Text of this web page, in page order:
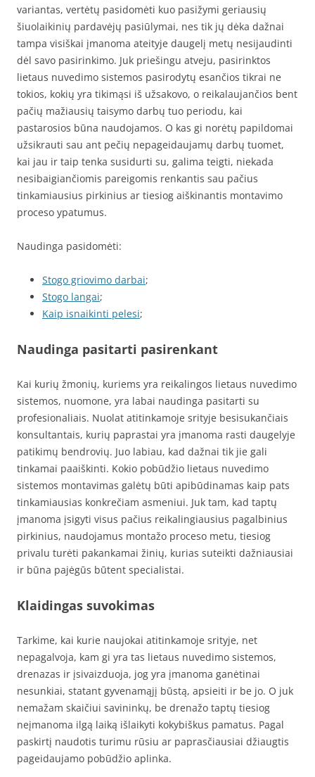
variantas, vertėtų pasidomėti kuo pasižymi geriausių
šiuolaikinių pardavėjų pasiūlymai, nes tik jų dėka dažnai
tampa visiškai įmanoma ateityje daugelį metų nesijaudinti
dėl savo pasirinkimo. Juk priešingu atveju, pasirinktos
lietaus nuvedimo sistemos pasirodytų esančios tikrai ne
tokios, kokių yra tikimąsi iš užsakovo, o reikalaujančios bent
pačių mažiausių taisymo darbų tuo periodu, kai
pastarosios būna naudojamos. O kas gi norėtų papildomai
užsikrauti sau ant pečių nepageidaujamų darbų tuomet,
kai jau ir taip tenka susidurti su, galima teigti, niekada
nesibaigiančiomis pareigomis renkantis sau pačius
tinkamiausius pirkinius ar tiesiog aiškinantis montavimo
proceso ypatumus.
Naudinga pasidomėti:
Stogo griovimo darbai;
Stogo langai;
Kaip isnaikinti pelesi;
Naudinga pasitarti pasirenkant
Kai kurių žmonių, kuriems yra reikalingos lietaus nuvedimo
sistemos, nuomone, yra labai naudinga pasitarti su
profesionaliais. Nuolat atitinkamoje srityje besisukančiais
konsultantais, kurių paprastai yra įmanoma rasti daugelyje
patikimų bendrovių. Juo labiau, kad dažnai tik jie gali
tinkamai paaiškinti. Kokio pobūdžio lietaus nuvedimo
sistemos montavimas galėtų būti apibūdinamas kaip pats
tinkamiausias konkrečiam asmeniui. Juk tam, kad taptų
įmanoma įsigyti visus pačius reikalingiausius pagalbinius
pirkinius, naudojamus montažo proceso metu, tiesiog
privalu turėti pakankamai žinių, kurias suteikti dažniausiai
ir būna pajėgūs būtent specialistai.
Klaidingas suvokimas
Tarkime, kai kurie naujokai atitinkamoje srityje, net
nepagalvoja, kam gi yra tas lietaus nuvedimo sistemos,
drenazas ir įsivaizduoja, jog yra įmanoma ganėtinai
nesunkiai, statant gyvenamąjį būstą, apsieiti ir be jo. O juk
nemažam skaičiui savininkų, be drenažo taptų tiesiog
neįmanoma ilgą laiką išlaikyti kokybiškus pamatus. Pagal
paskirtį naudotis turimu rūsiu ar paprasčiausiai džiaugtis
pageidaujamo pobūdžio aplinka.